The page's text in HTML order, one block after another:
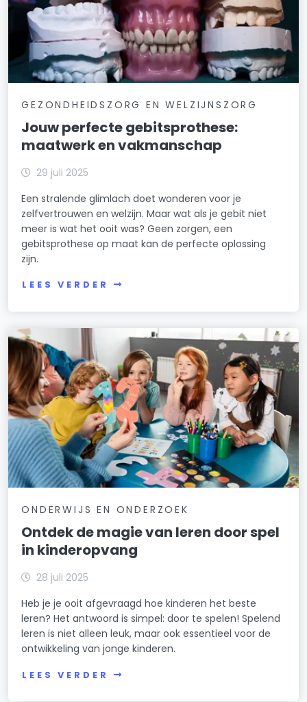
GEZONDHEIDSZORG EN WELZIJNSZORG
Jouw perfecte gebitsprothese:
maatwerk en vakmanschap
29 juli 2025
Een stralende glimlach doet wonderen voor je
zelfvertrouwen en welzijn. Maar wat als je gebit niet
meer is wat het ooit was? Geen zorgen, een
gebitsprothese op maat kan de perfecte oplossing
zijn.
LEES VERDER
ONDERWIJS EN ONDERZOEK
Ontdek de magie van leren door spel
in kinderopvang
28 juli 2025
Heb je je ooit afgevraagd hoe kinderen het beste
leren? Het antwoord is simpel: door te spelen! Spelend
leren is niet alleen leuk, maar ook essentieel voor de
ontwikkeling van jonge kinderen.
LEES VERDER